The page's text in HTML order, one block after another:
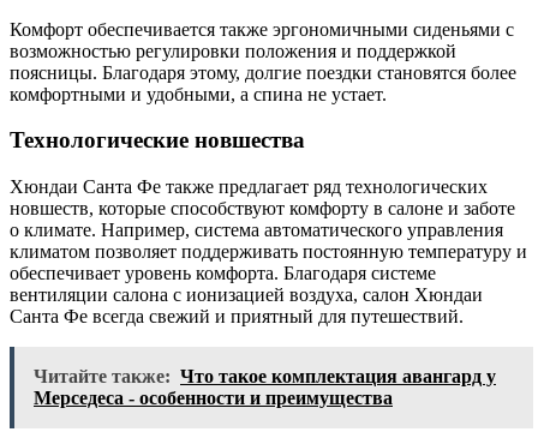
Комфорт обеспечивается также эргономичными сиденьями с
возможностью регулировки положения и поддержкой
поясницы. Благодаря этому, долгие поездки становятся более
комфортными и удобными, а спина не устает.
Технологические новшества
Хюндаи Санта Фе также предлагает ряд технологических
новшеств, которые способствуют комфорту в салоне и заботе
о климате. Например, система автоматического управления
климатом позволяет поддерживать постоянную температуру и
обеспечивает уровень комфорта. Благодаря системе
вентиляции салона с ионизацией воздуха, салон Хюндаи
Санта Фе всегда свежий и приятный для путешествий.
Читайте также: Что такое комплектация авангард у
Мерседеса - особенности и преимущества